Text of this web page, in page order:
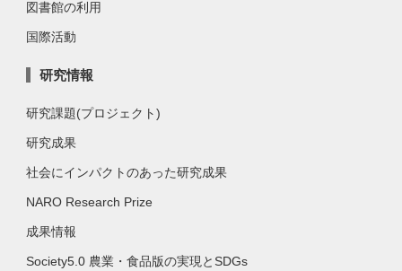
図書館の利用
国際活動
研究情報
研究課題(プロジェクト)
研究成果
社会にインパクトのあった研究成果
NARO Research Prize
成果情報
Society5.0 農業・食品版の実現とSDGs